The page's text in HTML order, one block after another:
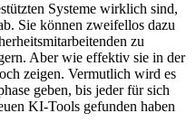
Systeme wirklich sind,
Sie können zweifellos dazu
zu
Aber wie effektiv sie in der
zeigen. Vermutlich wird es
geben, bis jeder für sich
KI-Tools gefunden haben